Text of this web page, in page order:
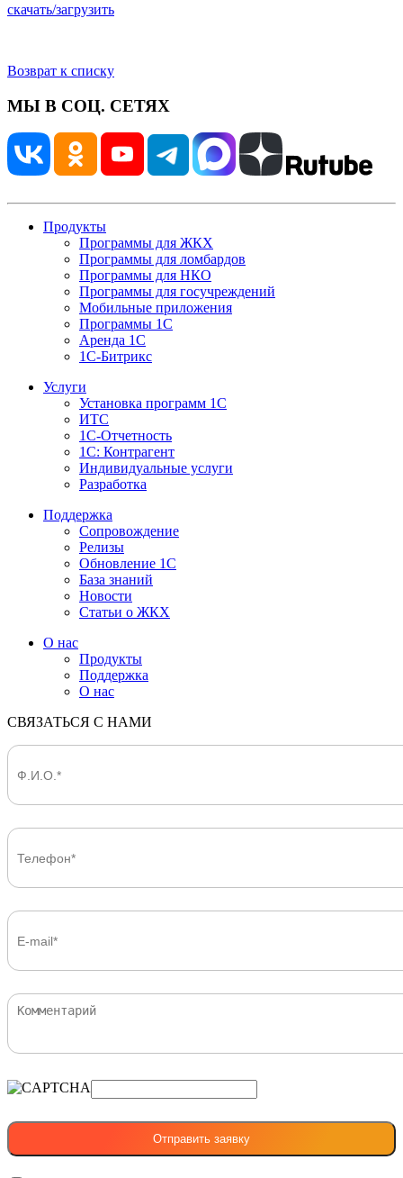
скачать/загрузить
Возврат к списку
МЫ В СОЦ. СЕТЯХ
Продукты
Программы для ЖКХ
Программы для ломбардов
Программы для НКО
Программы для госучреждений
Мобильные приложения
Программы 1С
Аренда 1С
1С-Битрикс
Услуги
Установка программ 1С
ИТС
1С-Отчетность
1С: Контрагент
Индивидуальные услуги
Разработка
Поддержка
Сопровождение
Релизы
Обновление 1С
База знаний
Новости
Статьи о ЖКХ
О нас
Продукты
Поддержка
О нас
СВЯЗАТЬСЯ С НАМИ